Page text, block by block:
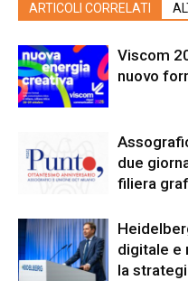
ARTICOLI CORRELATI
Viscom
nuovo
due
filiera
digitale e
la